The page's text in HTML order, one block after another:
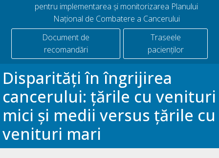
pentru implementarea și monitorizarea Planului
Național de Combatere a Cancerului
Document de
recomandări
Traseele
pacienților
Disparități în îngrijirea
cancerului: țările cu venituri
mici și medii versus țările cu
venituri mari